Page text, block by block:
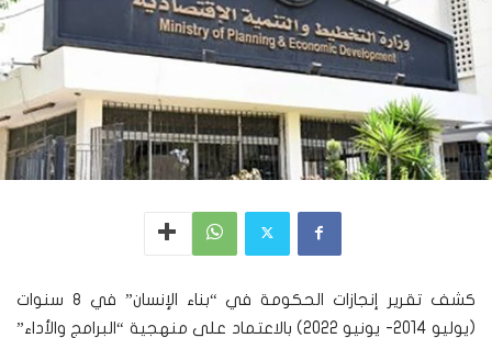
كشف تقرير إنجازات الحكومة في “بناء الإنسان” في ٨ سنوات
(يوليو 2014- يونيو 2022) بالاعتماد على منهجية “البرامج والأداء”